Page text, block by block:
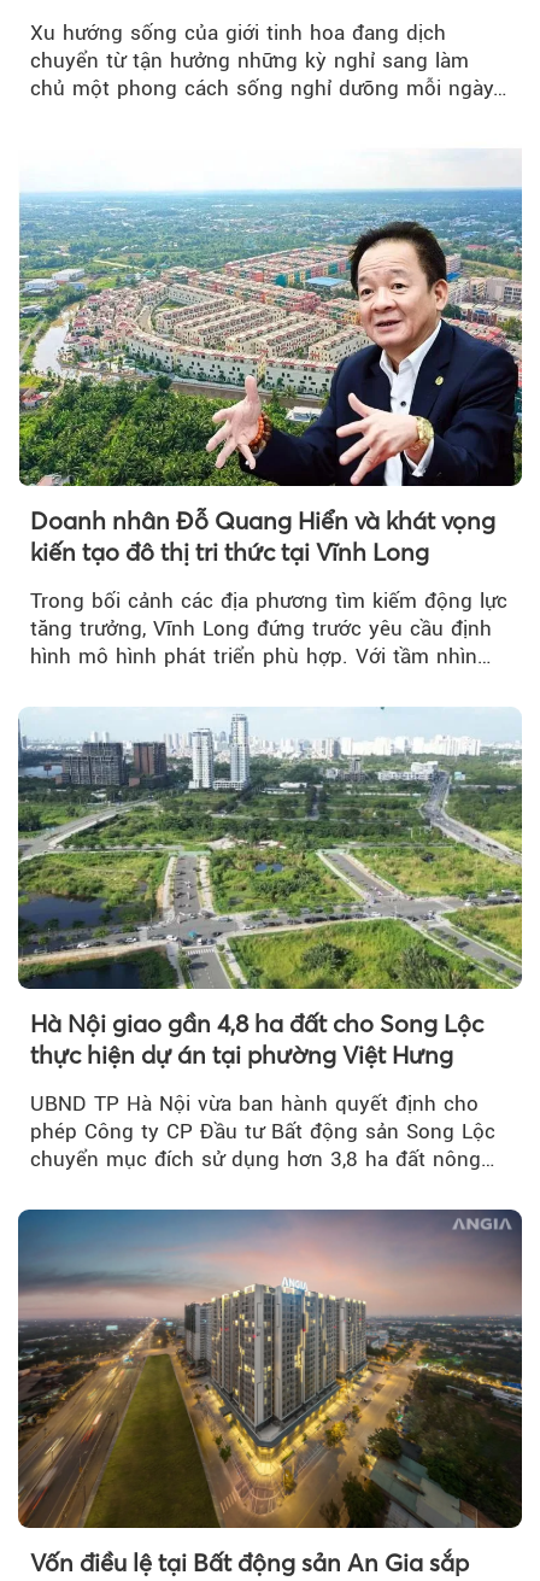
Xu hướng sống của giới tinh hoa đang dịch
chuyển từ tận hưởng những kỳ nghỉ sang làm
chủ một phong cách sống nghỉ dưỡng mỗi ngày…
Doanh nhân Đỗ Quang Hiển và khát vọng
kiến tạo đô thị tri thức tại Vĩnh Long
Trong bối cảnh các địa phương tìm kiếm động lực
tăng trưởng, Vĩnh Long đứng trước yêu cầu định
hình mô hình phát triển phù hợp. Với tầm nhìn
Hà Nội giao gần 4,8 ha đất cho Song Lộc
thực hiện dự án tại phường Việt Hưng
UBND TP Hà Nội vừa ban hành quyết định cho
phép Công ty CP Đầu tư Bất động sản Song Lộc
chuyển mục đích sử dụng hơn 3,8 ha đất nông
Vốn điều lệ tại Bất động sản An Gia sắp